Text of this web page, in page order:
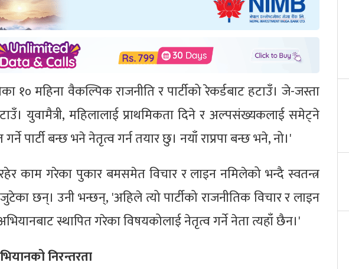
१० महिना वैकल्पिक राजनीति र पार्टीको रेकर्डबाट हटाउँ। जे-जस्ता
युवामैत्री, महिलालाई प्राथमिकता दिने र अल्पसंख्यकलाई समेट्ने
पार्टी बन्छ भने नेतृत्व गर्न तयार छु। नयाँ राप्रपा बन्छ भने, नो।'
काम गरेका पुकार बमसमेत विचार र लाइन नमिलेको भन्दै स्वतन्त्र
छन्। उनी भन्छन्, 'अहिले त्यो पार्टीको राजनीतिक विचार र लाइन
स्थापित गरेका विषयकोलाई नेतृत्व गर्ने नेता त्यहाँ छैन।'
निरन्तरता